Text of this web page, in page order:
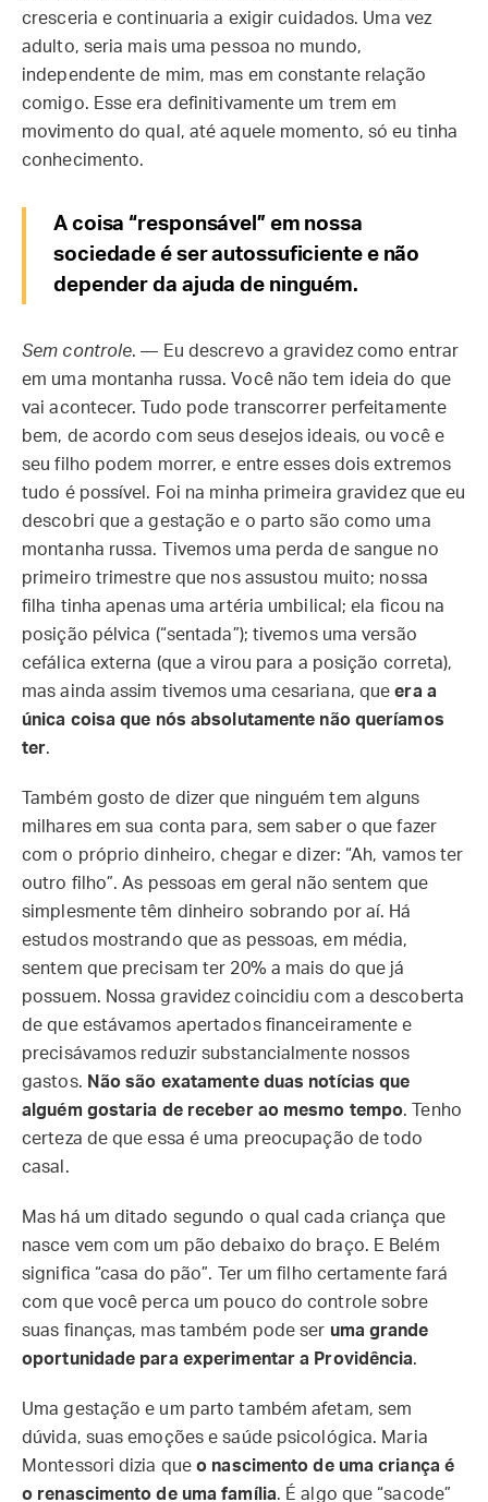
cresceria e continuaria a exigir cuidados. Uma vez
adulto, seria mais uma pessoa no mundo,
independente de mim, mas em constante relação
comigo. Esse era definitivamente um trem em
movimento do qual, até aquele momento, só eu tinha
conhecimento.
A coisa “responsável” em nossa
sociedade é ser autossuficiente e não
depender da ajuda de ninguém.
Sem controle. — Eu descrevo a gravidez como entrar
em uma montanha russa. Você não tem ideia do que
vai acontecer. Tudo pode transcorrer perfeitamente
bem, de acordo com seus desejos ideais, ou você e
seu filho podem morrer, e entre esses dois extremos
tudo é possível. Foi na minha primeira gravidez que eu
descobri que a gestação e o parto são como uma
montanha russa. Tivemos uma perda de sangue no
primeiro trimestre que nos assustou muito; nossa
filha tinha apenas uma artéria umbilical; ela ficou na
posição pélvica (“sentada”); tivemos uma versão
cefálica externa (que a virou para a posição correta),
mas ainda assim tivemos uma cesariana, queera a
única coisa que nós absolutamente não queríamos
ter.
Também gosto de dizer que ninguém tem alguns
milhares em sua conta para, sem saber o que fazer
com o próprio dinheiro, chegar e dizer: “Ah, vamos ter
outro filho”. As pessoas em geral não sentem que
simplesmente têm dinheiro sobrando por aí. Há
estudos mostrando que as pessoas, em média,
sentem que precisam ter 20% a mais do que já
possuem. Nossa gravidez coincidiu com a descoberta
de que estávamos apertados financeiramente e
precisávamos reduzir substancialmente nossos
gastos. Não são exatamente duas notícias que
alguém gostaria de receber ao mesmo tempo. Tenho
certeza de que essa é uma preocupação de todo
casal.
Mas há um ditado segundo o qual cada criança que
nasce vem com um pão debaixo do braço. E Belém
significa “casa do pão”. Ter um filho certamente fará
com que você perca um pouco do controle sobre
suas finanças, mas também pode ser uma grande
oportunidade para experimentar a Providência.
Uma gestação e um parto também afetam, sem
dúvida, suas emoções e saúde psicológica. Maria
Montessori dizia queo nascimento de uma criança é
o renascimento de uma família. É algo que “sacode”